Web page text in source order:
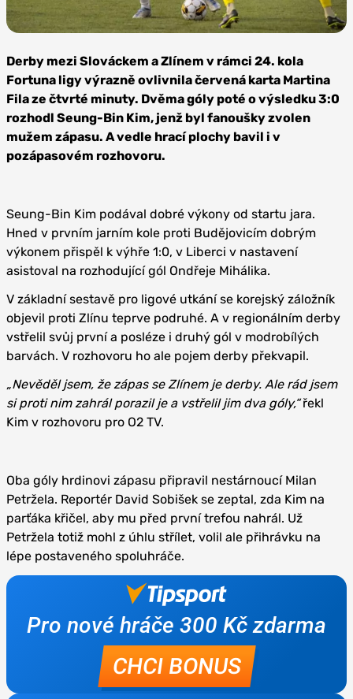
FC Zlín
Derby mezi Slováckem a Zlínem v rámci 24. kola
Fortuna ligy výrazně ovlivnila červená karta Martina
Fila ze čtvrté minuty. Dvěma góly poté o výsledku 3:0
rozhodl Seung-Bin Kim, jenž byl fanoušky zvolen
mužem zápasu. A vedle hrací plochy bavil i v
pozápasovém rozhovoru.
Seung-Bin Kim podával dobré výkony od startu jara.
Hned v prvním jarním kole proti Budějovicím dobrým
výkonem přispěl k výhře 1:0, v Liberci v nastavení
asistoval na rozhodující gól Ondřeje Mihálika.
V základní sestavě pro ligové utkání se korejský záložník
objevil proti Zlínu teprve podruhé. A v regionálním derby
vstřelil svůj první a posléze i druhý gól v modrobílých
barvách. V rozhovoru ho ale pojem derby překvapil.
„Nevěděl jsem, že zápas se Zlínem je derby. Ale rád jsem
si proti nim zahrál porazil je a vstřelil jim dva góly,“řekl
Kim v rozhovoru pro O2 TV.
Oba góly hrdinovi zápasu připravil nestárnoucí Milan
Petržela. Reportér David Sobišek se zeptal, zda Kim na
parťáka křičel, aby mu před první trefou nahrál. Už
Petržela totiž mohl z úhlu střílet, volil ale přihrávku na
lépe postaveného spoluhráče.